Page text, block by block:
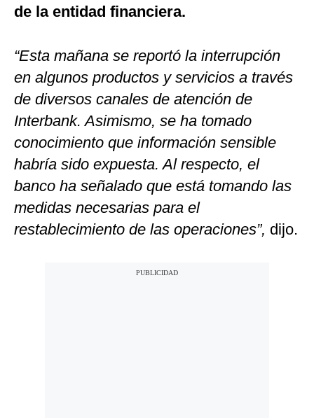
de la entidad financiera.
“Esta mañana se reportó la interrupción
en algunos productos y servicios a través
de diversos canales de atención de
Interbank. Asimismo, se ha tomado
conocimiento que información sensible
habría sido expuesta. Al respecto, el
banco ha señalado que está tomando las
medidas necesarias para el
restablecimiento de las operaciones”, dijo.